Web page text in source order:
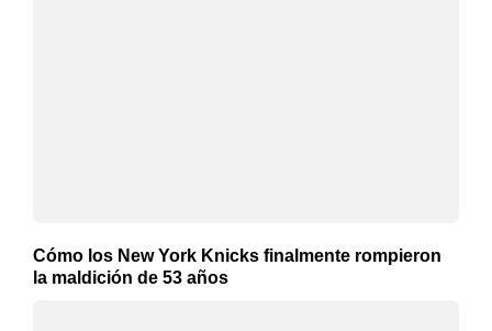
Cómo los New York Knicks finalmente rompieron
la maldición de 53 años